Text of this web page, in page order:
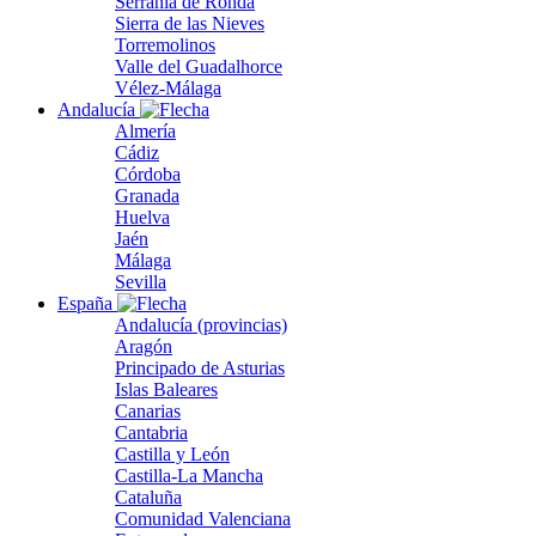
Sierra de las Nieves
Torremolinos
Valle del Guadalhorce
Vélez-Málaga
Andalucía
Almería
Cádiz
Córdoba
Granada
Huelva
Jaén
Málaga
Sevilla
España
Andalucía (provincias)
Aragón
Principado de Asturias
Islas Baleares
Canarias
Cantabria
Castilla y León
Castilla-La Mancha
Cataluña
Comunidad Valenciana